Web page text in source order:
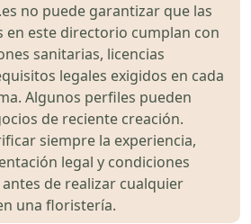
no puede garantizar que las
este directorio cumplan con
sanitarias, licencias
legales exigidos en cada
Algunos perfiles pueden
de reciente creación.
siempre la experiencia,
legal y condiciones
de realizar cualquier
una floristería.